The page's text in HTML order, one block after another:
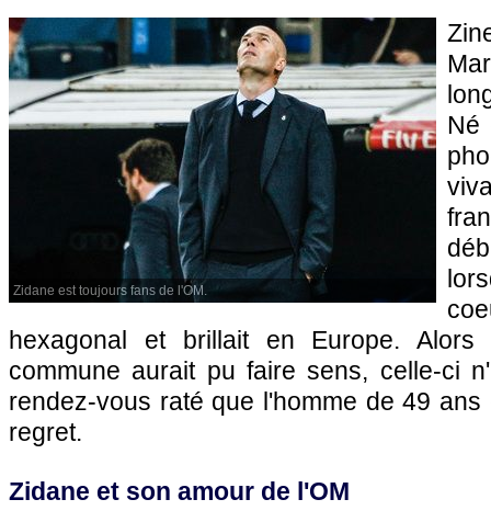
Zidane est toujours fans de l'OM.
Né
hexagonal et brillait en Europe. Alors
commune aurait pu faire sens, celle-ci
rendez-vous raté que l'homme de 49
regret.
Zidane et son amour de l'OM